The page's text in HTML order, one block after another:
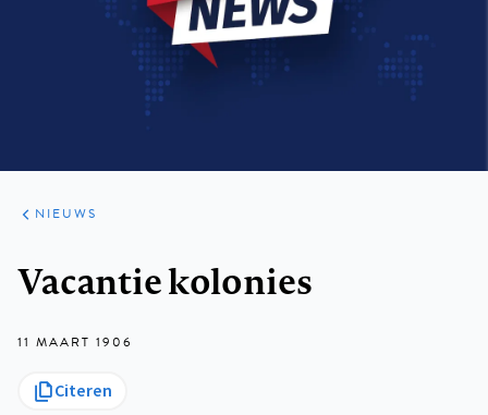
ARTIKELEN
HET
KORT
NIEUWS
Vacantie kolonies
11 MAART 1906
Citeren